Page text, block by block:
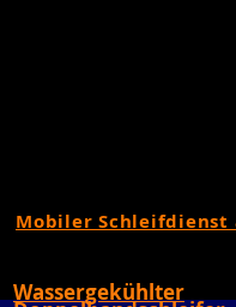
Mobiler Schleifdienst
Wassergekühlter